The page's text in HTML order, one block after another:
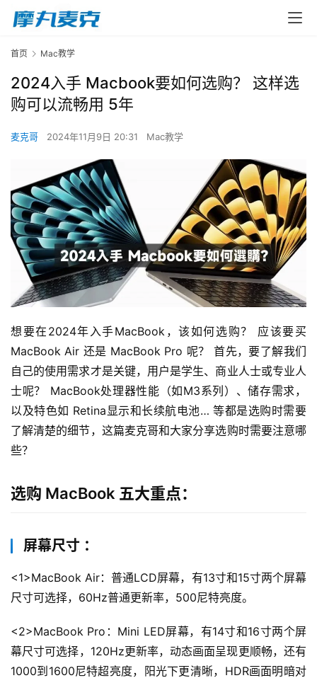
首页 Mac教学
2024入手 Macbook要如何选购？ 这样选
购可以流畅用 5年
麦克哥 2024年11月9日 20:31 Mac教学
想要在2024年入手MacBook，该如何选购？ 应该要买
MacBook Air 还是 MacBook Pro 呢？ 首先，要了解我们
自己的使用需求才是关键，用户是学生、商业人士或专业人
士呢？ MacBook处理器性能（如M3系列）、储存需求，
以及特色如 Retina显示和长续航电池… 等都是选购时需要
了解清楚的细节，这篇麦克哥和大家分享选购时需要注意哪
些？
选购 MacBook 五大重点：
屏幕尺寸 ：
<1>MacBook Air：普通LCD屏幕，有13寸和15寸两个屏幕
尺寸可选择，60Hz普通更新率，500尼特亮度。
<2>MacBook Pro：Mini LED屏幕，有14寸和16寸两个屏
幕尺寸可选择，120Hz更新率，动态画面呈现更顺畅，还有
1000到1600尼特超亮度，阳光下更清晰，HDR画面明暗对